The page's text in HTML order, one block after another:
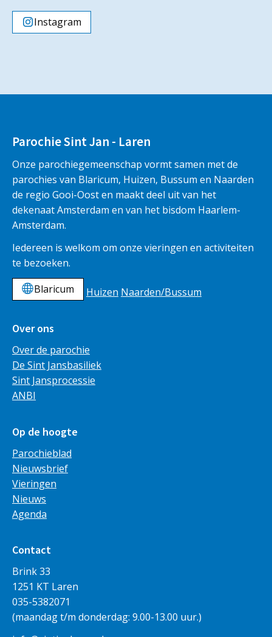
Instagram
Parochie Sint Jan - Laren
Onze parochiegemeenschap vormt samen met de
parochies van Blaricum, Huizen, Bussum en Naarden
de regio Gooi-Oost en maakt deel uit van het
dekenaat Amsterdam en van het bisdom Haarlem-
Amsterdam.
Iedereen is welkom om onze vieringen en activiteiten
te bezoeken.
Blaricum
Huizen Naarden/Bussum
Over ons
Over de parochie
De Sint Jansbasiliek
Sint Jansprocessie
ANBI
Op de hoogte
Parochieblad
Nieuwsbrief
Vieringen
Nieuws
Agenda
Contact
Brink 33
1251 KT Laren
035-5382071
(maandag t/m donderdag: 9.00-13.00 uur.)